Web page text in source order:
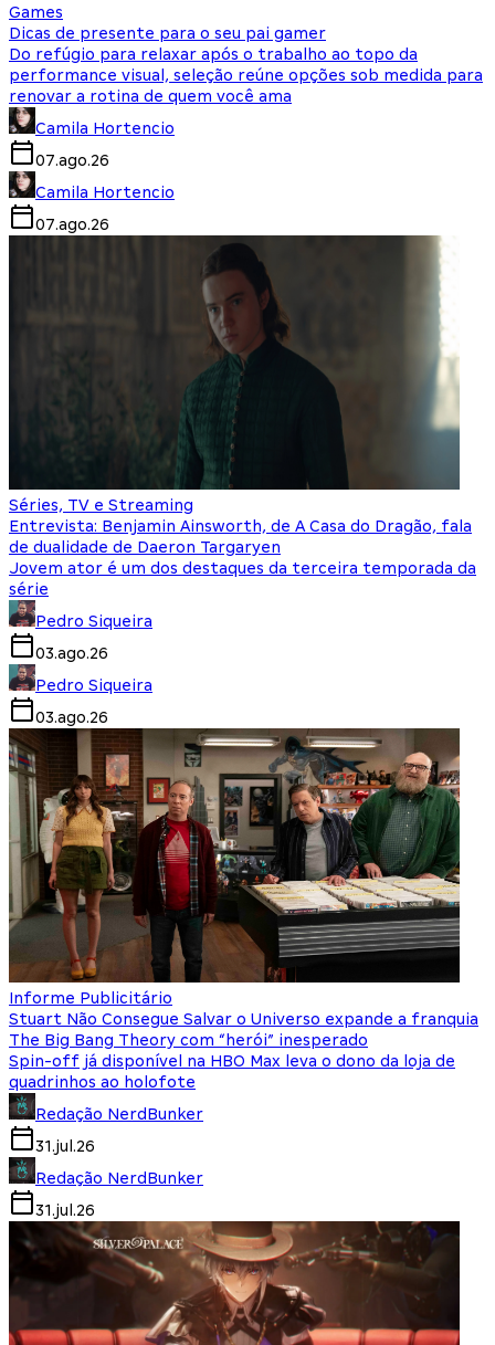
Games
Dicas de presente para o seu pai gamer
Do refúgio para relaxar após o trabalho ao topo da
performance visual, seleção reúne opções sob medida para
renovar a rotina de quem você ama
Camila Hortencio
07.ago.26
Camila Hortencio
07.ago.26
Séries, TV e Streaming
Entrevista: Benjamin Ainsworth, de A Casa do Dragão, fala
de dualidade de Daeron Targaryen
Jovem ator é um dos destaques da terceira temporada da
série
Pedro Siqueira
03.ago.26
Pedro Siqueira
03.ago.26
Informe Publicitário
Stuart Não Consegue Salvar o Universo expande a franquia
The Big Bang Theory com “herói” inesperado
Spin-off já disponível na HBO Max leva o dono da loja de
quadrinhos ao holofote
Redação NerdBunker
31.jul.26
Redação NerdBunker
31.jul.26